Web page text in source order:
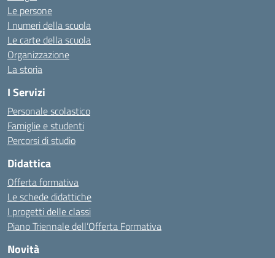
Le persone
I numeri della scuola
Le carte della scuola
Organizzazione
La storia
I Servizi
Personale scolastico
Famiglie e studenti
Percorsi di studio
Didattica
Offerta formativa
Le schede didattiche
I progetti delle classi
Piano Triennale dell’Offerta Formativa
Novità